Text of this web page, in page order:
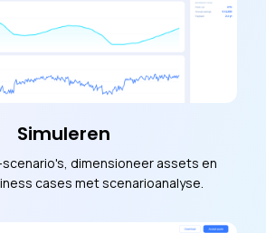
Simuleren
dimensioneer assets en
cases met scenarioanalyse.